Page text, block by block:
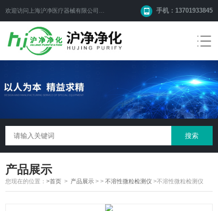
欢迎访问上海沪净医疗器械有限公司网站！ 手机：13701933845
产品展示
您现在的位置：>首页 > 产品展示 > >不溶性微粒检测仪 >不溶性微粒检测仪